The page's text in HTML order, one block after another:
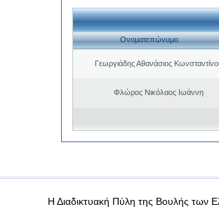
Ονοματεπώνυμο
Γεωργιάδης Αθανάσιος
Φλώρος Νικόλαος Ιωάννη
Όροι χρήσης Προσωπικά δεδομένα Ασφάλεια &
Η Διαδικτυακή Πύλη της Βουλής των